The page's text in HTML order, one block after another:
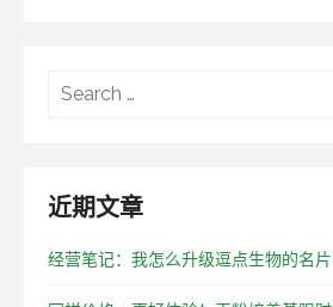
近期文章
经营笔记：我怎么升级逗点生物的名片